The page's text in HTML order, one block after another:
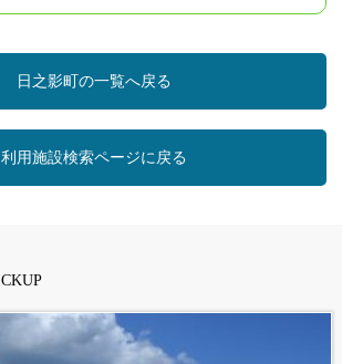
日之影町
利用施設検索ページに戻る